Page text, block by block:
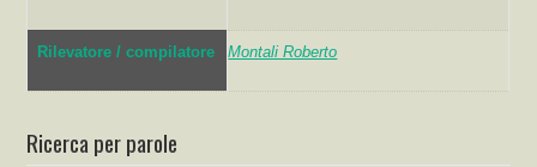
Rilevatore / compilatore Montali Roberto
Ricerca per parole